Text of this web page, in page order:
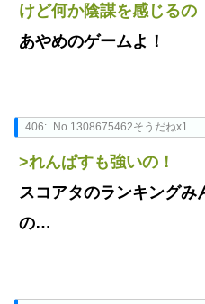
けど何か陰謀を感じるの
あやめのゲームよ！
406: No.1308675462そうだねx1
>れんぱすも強いの！
スコアタのランキングみ
の…